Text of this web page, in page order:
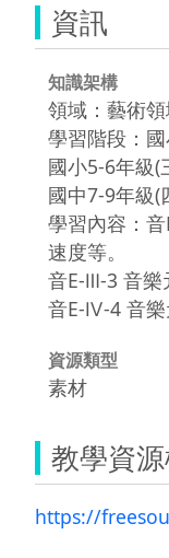
資訊
知識架構
領域：藝術
學習階段：
國小5-6年級(
國中7-9年級(
學習內容：音
速度等。
音E-Ⅲ-3 音樂
音E-Ⅳ-4 音樂
資源類型
素材
教學資
https://